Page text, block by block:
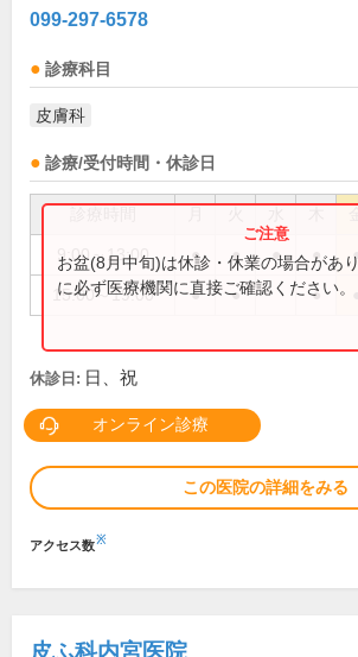
099-297-6578
診療科目
皮膚科
診療/受付時間・休診日
9:00～13:00 ● ● ● ● ●
15:00～19:00 ● ● ●
お盆(8月中旬)は休診・休業の場合があ
に必ず医療機関に直接ご確認ください。
休診日: 日、祝
オンライン診療
この医院の詳細をみる
アクセス数※
皮ふ科内宮医院